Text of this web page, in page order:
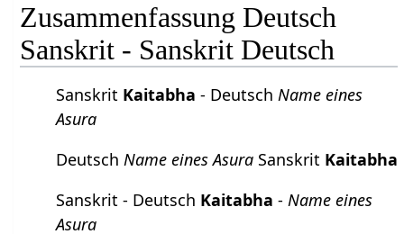
Zusammenfassung Deutsch
Sanskrit - Sanskrit Deutsch
Sanskrit Kaitabha - Deutsch Name eines
Asura
Deutsch Name eines Asura Sanskrit Kaitabha
Sanskrit - Deutsch Kaitabha - Name eines
Asura